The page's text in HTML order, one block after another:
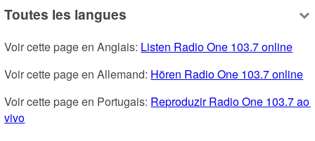
Toutes les langues
Voir cette page en Anglais: Listen Radio One 103.7 online
Voir cette page en Allemand: Hören Radio One 103.7 online
Voir cette page en Portugais: Reproduzir Radio One 103.7 ao
vivo